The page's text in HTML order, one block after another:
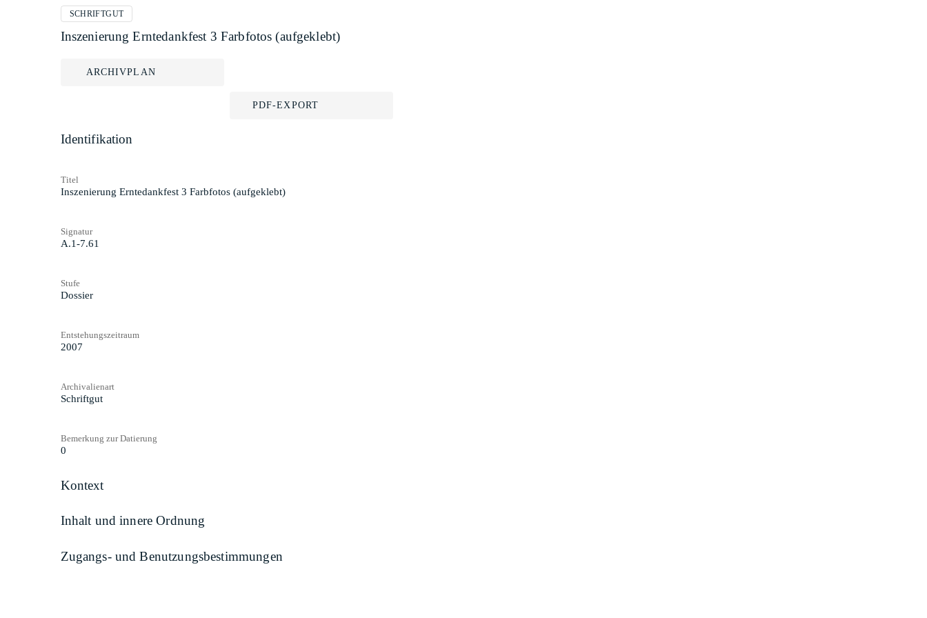
SCHRIFTGUT
Inszenierung Erntedankfest 3 Farbfotos (aufgeklebt)
ARCHIVPLAN
PDF-EXPORT
Identifikation
Titel
Inszenierung Erntedankfest 3 Farbfotos (aufgeklebt)
Signatur
A.1-7.61
Stufe
Dossier
Entstehungszeitraum
2007
Archivalienart
Schriftgut
Bemerkung zur Datierung
0
Kontext
Inhalt und innere Ordnung
Zugangs- und Benutzungsbestimmungen